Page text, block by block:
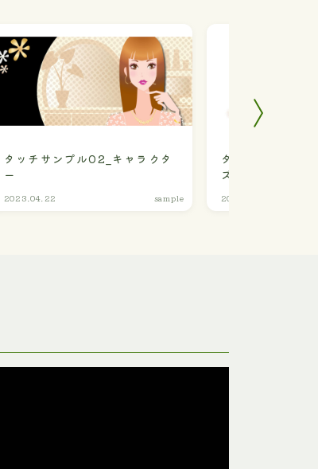
タッチサンプル02_キャラクタ
ー
2023.04.22 sample
タッチサンプル
ズ
2023.05.05